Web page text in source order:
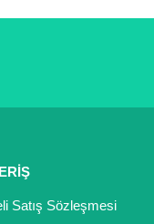
Satış Sözleşmesi